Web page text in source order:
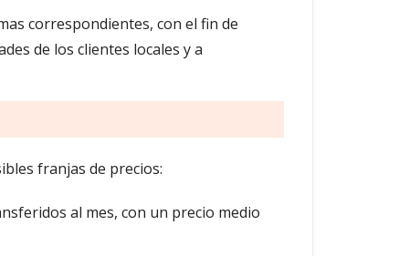
correspondientes, con el fin de
de los clientes locales y a
franjas de precios:
al mes, con un precio medio